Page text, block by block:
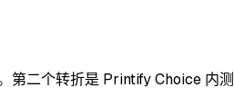
二个转折是 Printify Choice 内